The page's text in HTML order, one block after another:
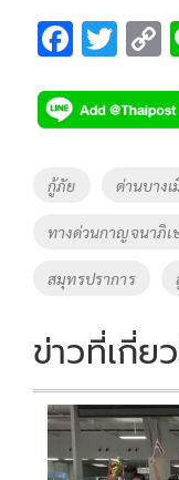
F
e
b
o
o
k
T
tt
er
p
y
n
k
Tags
กู้ภัย ด่านบางเ
ทางด่วนกาญจนาภิเ
สมุทรปราการ
ข่าวที่เกี่ย